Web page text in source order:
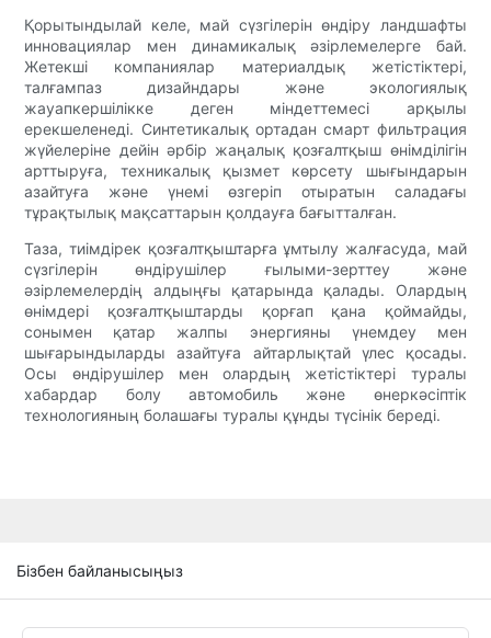
Қорытындылай келе, май сүзгілерін өндіру ландшафты
инновациялар мен динамикалық әзірлемелерге бай.
Жетекші компаниялар материалдық жетістіктері,
талғампаз дизайндары және экологиялық
жауапкершілікке деген міндеттемесі арқылы
ерекшеленеді. Синтетикалық ортадан смарт фильтрация
жүйелеріне дейін әрбір жаңалық қозғалтқыш өнімділігін
арттыруға, техникалық қызмет көрсету шығындарын
азайтуға және үнемі өзгеріп отыратын саладағы
тұрақтылық мақсаттарын қолдауға бағытталған.
Таза, тиімдірек қозғалтқыштарға ұмтылу жалғасуда, май
сүзгілерін өндірушілер ғылыми-зерттеу және
әзірлемелердің алдыңғы қатарында қалады. Олардың
өнімдері қозғалтқыштарды қорғап қана қоймайды,
сонымен қатар жалпы энергияны үнемдеу мен
шығарындыларды азайтуға айтарлықтай үлес қосады.
Осы өндірушілер мен олардың жетістіктері туралы
хабардар болу автомобиль және өнеркәсіптік
технологияның болашағы туралы құнды түсінік береді.
Бізбен байланысыңыз